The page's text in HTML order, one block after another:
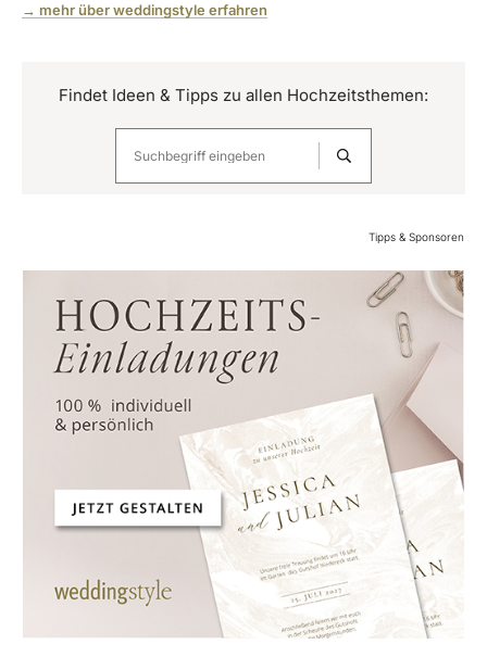
→ mehr über weddingstyle erfahren
Findet Ideen & Tipps zu allen Hochzeitsthemen:
Tipps & Sponsoren